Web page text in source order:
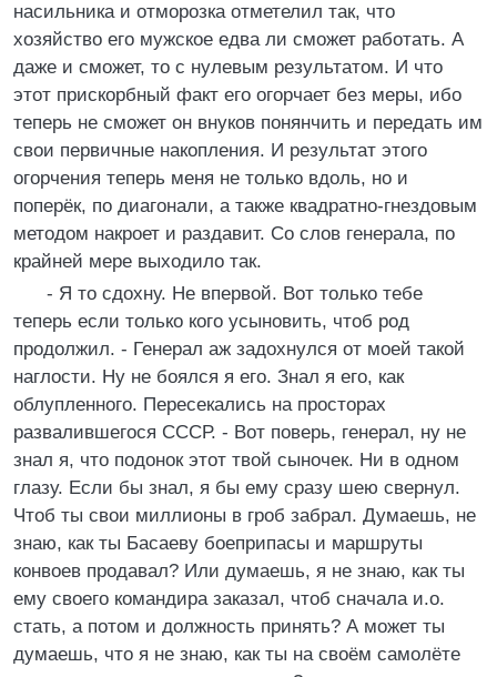
насильника и отморозка отметелил так, что
хозяйство его мужское едва ли сможет работать. А
даже и сможет, то с нулевым результатом. И что
этот прискорбный факт его огорчает без меры, ибо
теперь не сможет он внуков понянчить и передать им
свои первичные накопления. И результат этого
огорчения теперь меня не только вдоль, но и
поперёк, по диагонали, а также квадратно-гнездовым
методом накроет и раздавит. Со слов генерала, по
крайней мере выходило так.
- Я то сдохну. Не впервой. Вот только тебе
теперь если только кого усыновить, чтоб род
продолжил. - Генерал аж задохнулся от моей такой
наглости. Ну не боялся я его. Знал я его, как
облупленного. Пересекались на просторах
развалившегося СССР. - Вот поверь, генерал, ну не
знал я, что подонок этот твой сыночек. Ни в одном
глазу. Если бы знал, я бы ему сразу шею свернул.
Чтоб ты свои миллионы в гроб забрал. Думаешь, не
знаю, как ты Басаеву боеприпасы и маршруты
конвоев продавал? Или думаешь, я не знаю, как ты
ему своего командира заказал, чтоб сначала и.о.
стать, а потом и должность принять? А может ты
думаешь, что я не знаю, как ты на своём самолёте